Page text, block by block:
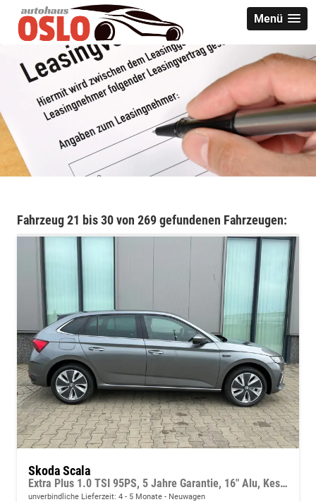
Menü
Fahrzeug 21 bis 30 von 269 gefundenen Fahrzeugen:
Skoda Scala
Extra Plus 1.0 TSI 95PS, 5 Jahre Garantie, 16" Alu, Kessy, Alarm, Parksensoren vo/hi, Kamera, Sitzheizung, Climatronic, Tempomat, SunSet, Radio 8" + Smartlink, M-Lederlenkrad beheizt, Verlängerte Heckscheibe, LED-Scheinwerfer, NSW
unverbindliche Lieferzeit: 4 - 5 Monate Neuwagen